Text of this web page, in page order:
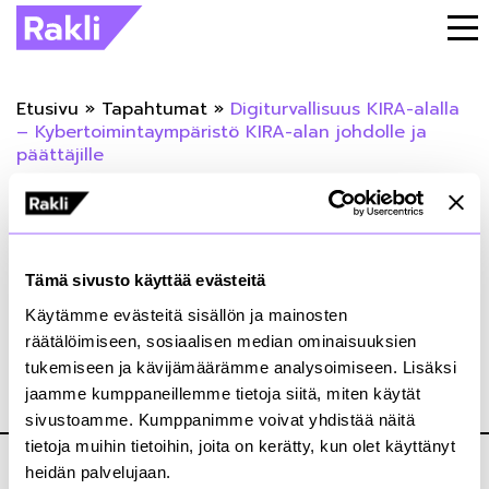
Tämä sivusto käyttää evästeitä
Käytämme evästeitä sisällön ja mainosten
räätälöimiseen, sosiaalisen median ominaisuuksien
tukemiseen ja kävijämäärämme analysoimiseen. Lisäksi
jaamme kumppaneillemme tietoja siitä, miten käytät
sivustoamme. Kumppanimme voivat yhdistää näitä
tietoja muihin tietoihin, joita on kerätty, kun olet käyttänyt
heidän palvelujaan.
Etusivu » Tapahtumat » Digiturvallisuus KIRA-alalla
– Kybertoimintaympäristö KIRA-alan johdolle ja
päättäjille
« Takaisin tapahtumiin
Digiturvallisuus KIRA-alalla –
Kybertoimintaympäristö KIRA-alan
johdolle ja päättäjille
10.08.2023